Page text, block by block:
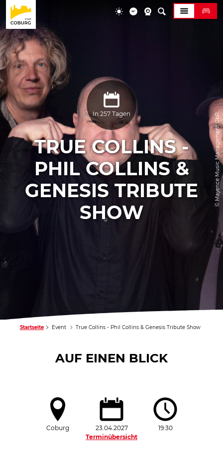
© Mayence Music Management GbR
In 257 Tagen
TRUE COLLINS -
PHIL COLLINS &
GENESIS TRIBUTE
SHOW
Startseite Event True Collins - Phil Collins & Genesis Tribute Show
AUF EINEN BLICK
Coburg
23.04.2027
Terminübersicht
19:30